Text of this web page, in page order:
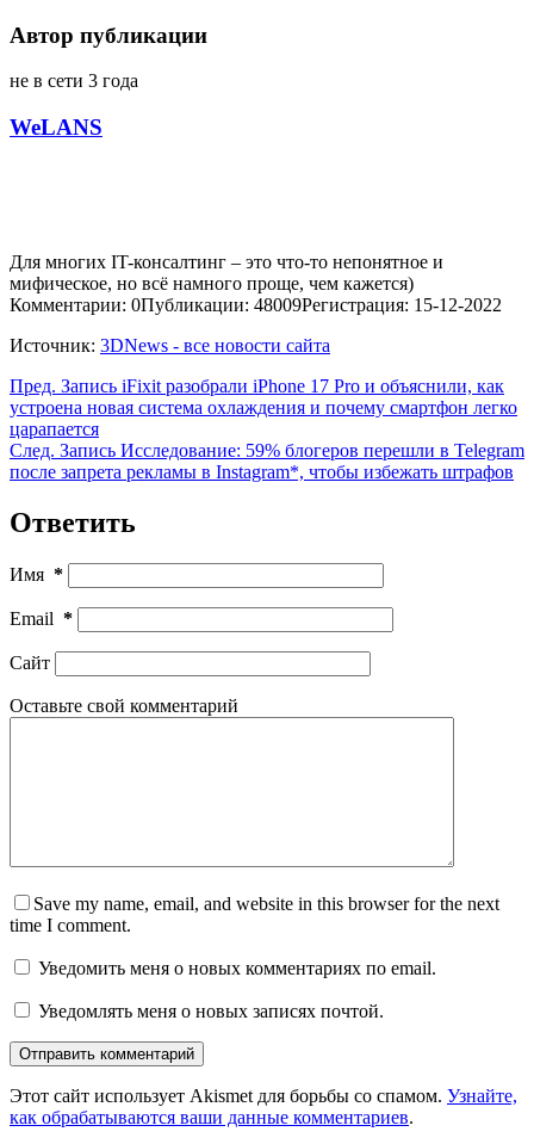
Автор публикации
не в сети 3 года
WeLANS
Для многих IT-консалтинг – это что-то непонятное и
мифическое, но всё намного проще, чем кажется)
Комментарии: 0Публикации: 48009Регистрация: 15-12-2022
Источник: 3DNews - все новости сайта
Пред. Запись iFixit разобрали iPhone 17 Pro и объяснили, как
устроена новая система охлаждения и почему смартфон легко
царапается
След. Запись Исследование: 59% блогеров перешли в Telegram
после запрета рекламы в Instagram*, чтобы избежать штрафов
Ответить
Имя *
Email *
Сайт
Оставьте свой комментарий
Save my name, email, and website in this browser for the next
time I comment.
Уведомить меня о новых комментариях по email.
Уведомлять меня о новых записях почтой.
Отправить комментарий
Этот сайт использует Akismet для борьбы со спамом. Узнайте,
как обрабатываются ваши данные комментариев.